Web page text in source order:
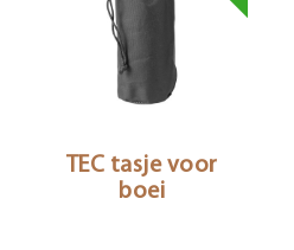
TEC tasje voor
boei